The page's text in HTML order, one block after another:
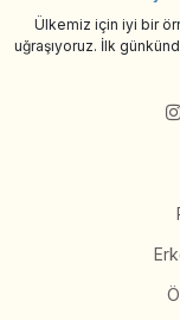
Ülkemiz için iyi bir
uğraşıyoruz. İlk